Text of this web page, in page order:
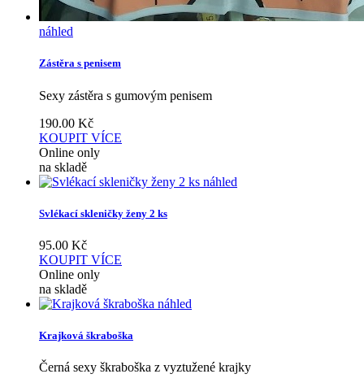
náhled
Zástěra s penisem
Sexy zástěra s gumovým penisem
190.00 Kč
KOUPIT VÍCE
Online only
na skladě
náhled
Svlékací skleničky ženy 2 ks
95.00 Kč
KOUPIT VÍCE
Online only
na skladě
náhled
Krajková škraboška
Černá sexy škraboška z vyztužené krajky